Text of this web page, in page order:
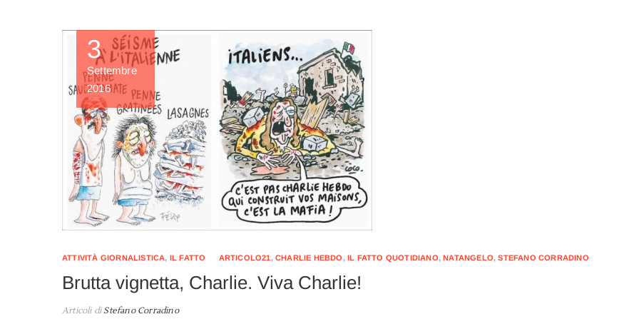
3
Settembre
2016
ATTIVITÀ GIORNALISTICA, IL FATTO ARTICOLO21 ,CHARLIE HEBDO ,IL FATTO QUOTIDIANO,NATANGELO,STEFANO CORRADINO
Brutta vignetta, Charlie. Viva Charlie!
Articoli diStefano Corradino